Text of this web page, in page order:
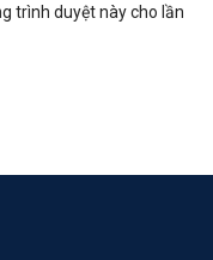
trình duyệt này cho lần